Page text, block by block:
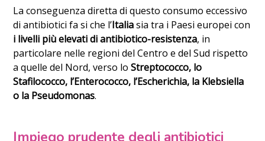
La conseguenza diretta di questo consumo eccessivo
di antibiotici fa si che l’Italiasia tra i Paesi europei con
i livelli più elevati di antibiotico-resistenza, in
particolare nelle regioni del Centro e del Sud rispetto
a quelle del Nord, verso lo Streptococco, lo
Stafilococco, l’Enterococco, l’Escherichia, la Klebsiella
o la Pseudomonas.
Impiego prudente degli antibiotici